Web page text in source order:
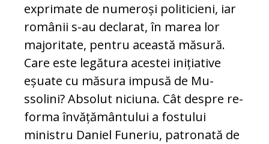
exprimate de numeroși politicieni, iar
românii s-au declarat, în marea lor
majoritate, pentru această măsură.
Care este legătura acestei inițiative
eșuate cu măsura impusă de Mu­
ssolini? Absolut niciuna. Cât despre re­
forma învățământului a fostului
ministru Daniel Funeriu, patronată de